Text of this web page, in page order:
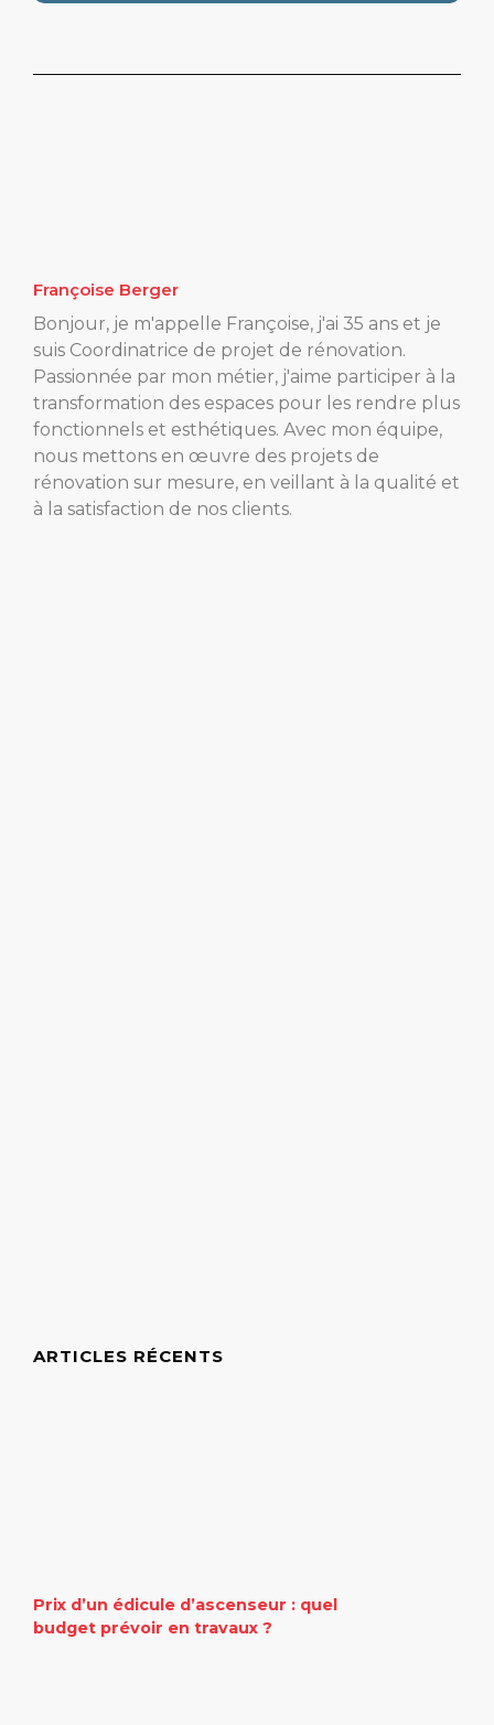
Françoise Berger
Bonjour, je m'appelle Françoise, j'ai 35 ans et je
suis Coordinatrice de projet de rénovation.
Passionnée par mon métier, j'aime participer à la
transformation des espaces pour les rendre plus
fonctionnels et esthétiques. Avec mon équipe,
nous mettons en œuvre des projets de
rénovation sur mesure, en veillant à la qualité et
à la satisfaction de nos clients.
ARTICLES RÉCENTS
Prix d’un édicule d’ascenseur : quel
budget prévoir en travaux ?